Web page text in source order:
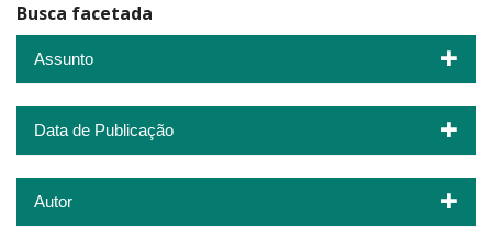
Busca facetada
Assunto
Data de Publicação
Autor